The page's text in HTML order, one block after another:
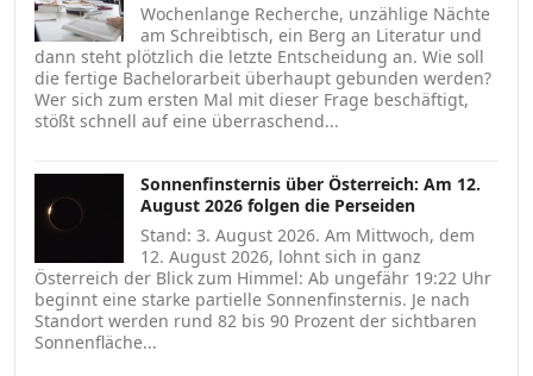
Wochenlange Recherche, unzählige Nächte
am Schreibtisch, ein Berg an Literatur und
dann steht plötzlich die letzte Entscheidung an. Wie soll
die fertige Bachelorarbeit überhaupt gebunden werden?
Wer sich zum ersten Mal mit dieser Frage beschäftigt,
stößt schnell auf eine überraschend...
Sonnenfinsternis über Österreich: Am 12.
August 2026 folgen die Perseiden
Stand: 3. August 2026. Am Mittwoch, dem
12. August 2026, lohnt sich in ganz
Österreich der Blick zum Himmel: Ab ungefähr 19:22 Uhr
beginnt eine starke partielle Sonnenfinsternis. Je nach
Standort werden rund 82 bis 90 Prozent der sichtbaren
Sonnenfläche...